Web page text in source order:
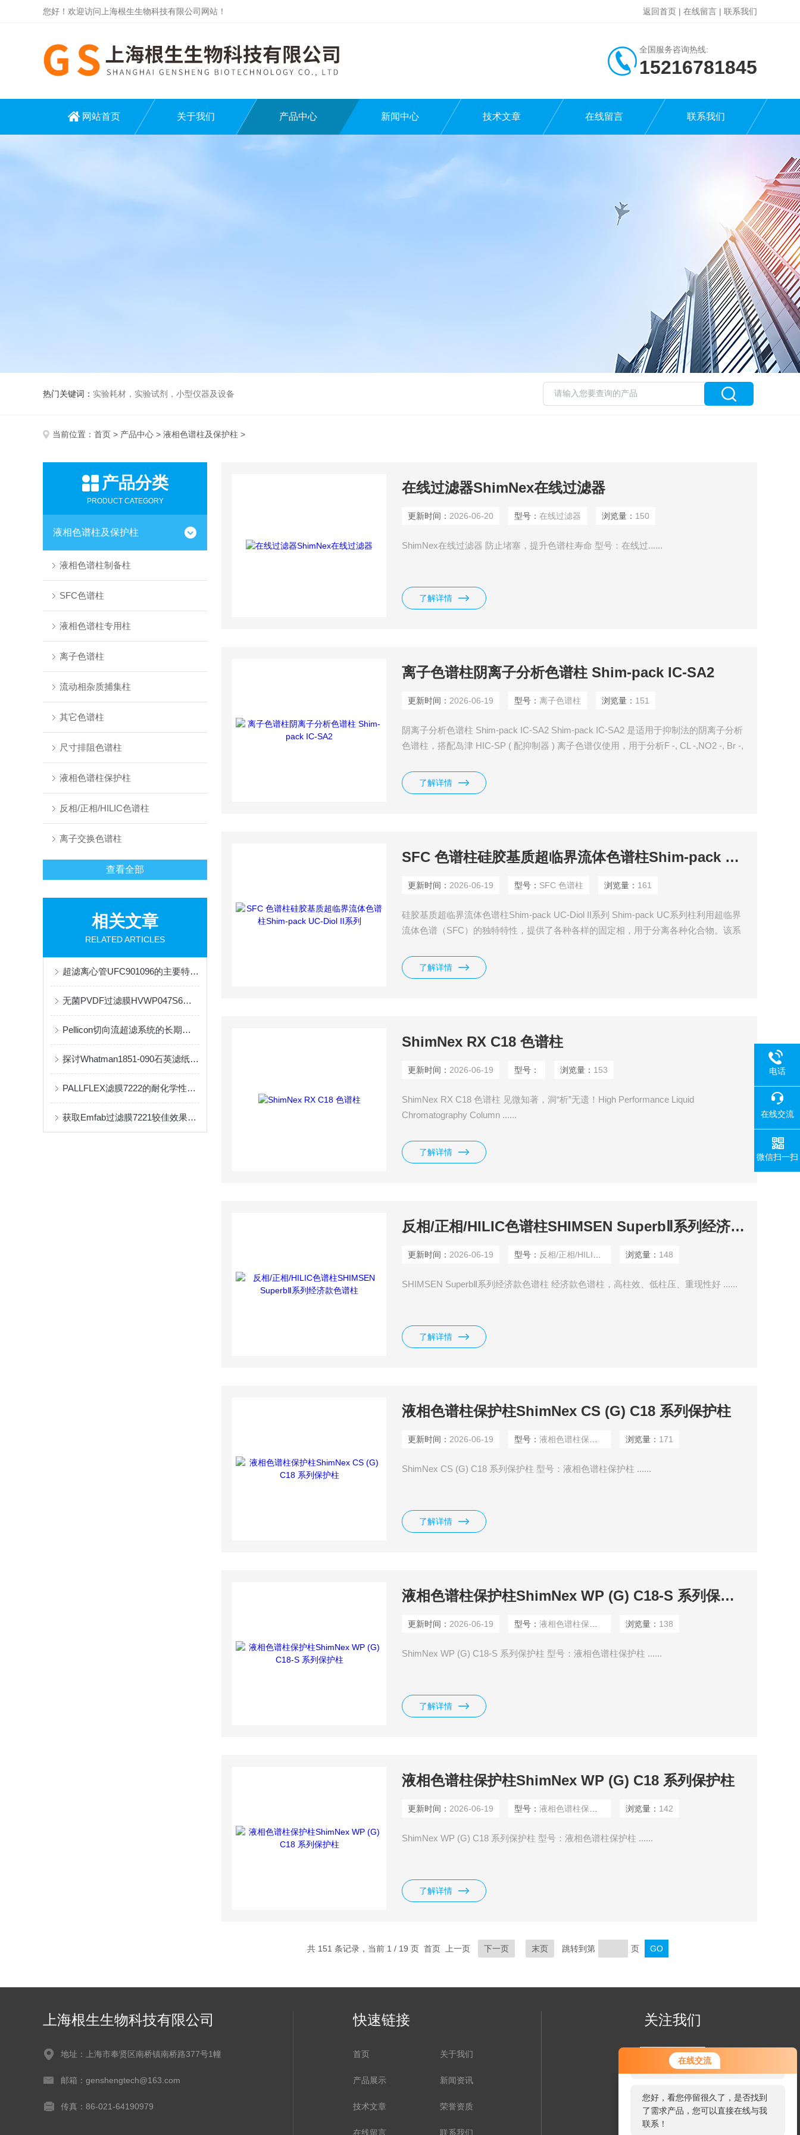
在线交流
您好！欢迎前来咨询，很高兴为您
服务，请问您要咨询什么问题呢？
您好，看您停留很久了，是否找到
了需求产品，您可以直接在线与我
联系！
您好！欢迎访问上海根生生物科技有限公司网站！ 返回首页 | 在线留言 | 联系我们
全国服务咨询热线:
15216781845
网站首页 关于我们 产品中心 新闻中心 技术文章 在线留言 联系我们
热门关键词： 实验耗材，实验试剂，小型仪器及设备
当前位置： 首页 > 产品中心 > 液相色谱柱及保护柱 >
产品分类
PRODUCT CATEGORY
液相色谱柱及保护柱
液相色谱柱制备柱
SFC色谱柱
液相色谱柱专用柱
离子色谱柱
流动相杂质捕集柱
其它色谱柱
尺寸排阻色谱柱
液相色谱柱保护柱
反相/正相/HILIC色谱柱
离子交换色谱柱
查看全部
相关文章
RELATED ARTICLES
超滤离心管UFC901096的主要特点和使用注意事项
无菌PVDF过滤膜HVWP047S6的工作原理及过滤效率分析
Pellicon切向流超滤系统的长期稳定运行依赖于科学的清洗与维护策略
探讨Whatman1851-090石英滤纸的特点、用途以及优点
PALLFLEX滤膜7222的耐化学性与过滤效果
获取Emfab过滤膜7221较佳效果的关键步骤
在线过滤器ShimNex在线过滤器
更新时间： 2026-06-20 型号：在线过滤器 浏览量： 150
ShimNex在线过滤器 防止堵塞，提升色谱柱寿命 型号：在线过......
了解详情
离子色谱柱阴离子分析色谱柱 Shim-pack IC-SA2
更新时间： 2026-06-19 型号：离子色谱柱 浏览量： 151
阴离子分析色谱柱 Shim-pack IC-SA2 Shim-pack IC-SA2 是适用于抑制法的阴离子分析
色谱柱，搭配岛津 HIC-SP ( 配抑制器 ) 离子色谱仪使用，用于分析F -, CL -,NO2 -, Br -,
了解详情
SFC 色谱柱硅胶基质超临界流体色谱柱Shim-pack UC-Diol II系列
更新时间： 2026-06-19 型号： SFC 色谱柱 浏览量： 161
硅胶基质超临界流体色谱柱Shim-pack UC-Diol II系列 Shim-pack UC系列柱利用超临界
流体色谱（SFC）的独特特性，提供了各种各样的固定相，用于分离各种化合物。该系
了解详情
ShimNex RX C18 色谱柱
更新时间： 2026-06-19 型号： 浏览量： 153
ShimNex RX C18 色谱柱 见微知著，洞“析”无遗！High Performance Liquid
Chromatography Column ......
了解详情
反相/正相/HILIC色谱柱SHIMSEN SuperbⅡ系列经济款色谱柱
更新时间： 2026-06-19 型号： 反相/正相/HILIC色谱柱 浏览量： 148
SHIMSEN SuperbⅡ系列经济款色谱柱 经济款色谱柱，高柱效、低柱压、重现性好 ......
了解详情
液相色谱柱保护柱ShimNex CS (G) C18 系列保护柱
更新时间： 2026-06-19 型号：液相色谱柱保护柱 浏览量： 171
ShimNex CS (G) C18 系列保护柱 型号：液相色谱柱保护柱 ......
了解详情
液相色谱柱保护柱ShimNex WP (G) C18-S 系列保护柱
更新时间： 2026-06-19 型号：液相色谱柱保护柱 浏览量： 138
ShimNex WP (G) C18-S 系列保护柱 型号：液相色谱柱保护柱 ......
了解详情
液相色谱柱保护柱ShimNex WP (G) C18 系列保护柱
更新时间： 2026-06-19 型号：液相色谱柱保护柱 浏览量： 142
ShimNex WP (G) C18 系列保护柱 型号：液相色谱柱保护柱 ......
了解详情
共 151 条记录，当前 1 / 19 页 首页 上一页 下一页 末页 跳转到第 页
上海根生生物科技有限公司
地址：上海市奉贤区南桥镇南桥路377号1幢
邮箱：genshengtech@163.com
传真：86-021-64190979
快速链接
首页 关于我们
产品展示 新闻资讯
技术文章 荣誉资质
在线留言 联系我们
关注我们
欢迎您关注我们的微信公众号
电话
在线交流
微信扫一扫